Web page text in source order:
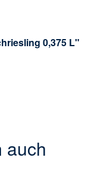
0,375 L"
auch